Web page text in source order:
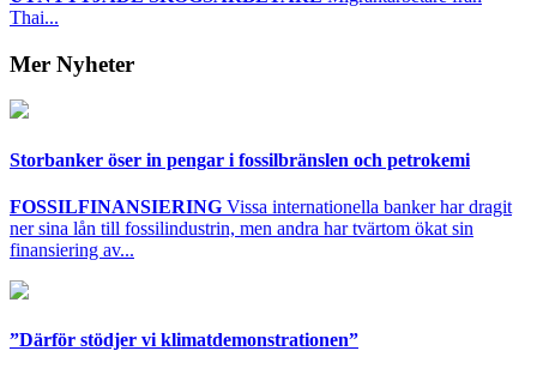
Thai...
Mer Nyheter
Storbanker öser in pengar i fossilbränslen och petrokemi
FOSSILFINANSIERING Vissa internationella banker har dragit
ner sina lån till fossilindustrin, men andra har tvärtom ökat sin
finansiering av...
”Därför stödjer vi klimatdemonstrationen”